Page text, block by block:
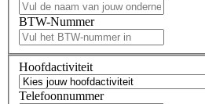
BTW-Nummer
Hoofdactiviteit
Telefoonnummer